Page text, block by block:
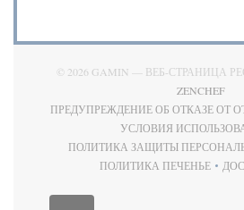
© 2026 GAMIN — ВЕБ-СТРАНИЦА
ZENCHEF
ПРЕДУПРЕЖДЕНИЕ ОБ ОТКАЗЕ ОТ
УСЛОВИЯ
ПОЛИТИКА ЗАЩИТЫ
ПОЛИТИКА ПЕЧЕНЬЕ